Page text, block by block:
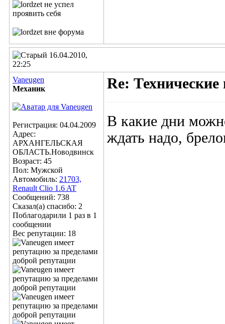
16.04.2010,
22:25
Vaneugen
Механик
Регистрация: 04.04.2009
Адрес:
АРХАНГЕЛЬСКАЯ
ОБЛАСТЬ.Новодвинск
Возраст: 45
Пол: Мужской
Автомобиль: 21703,
Renault Clio 1.6 AT
Сообщений: 738
Сказал(а) спасибо: 2
Поблагодарили 1 раз в 1
сообщении
Вес репутации: 18
Re:
В какие дни
ждать надо,